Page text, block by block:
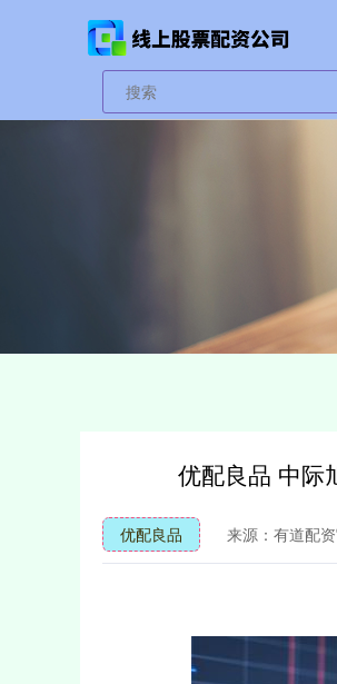
优配良品 中际
优配良品 来源：有道配